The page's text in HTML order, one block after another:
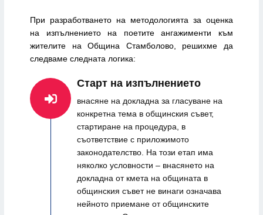
При разработването на методологията за оценка
на изпълнението на поетите ангажименти към
жителите на Община Стамболово, решихме да
следваме следната логика:
Старт на изпълнението
внасяне на докладна за гласуване на
конкретна тема в общинския съвет,
стартиране на процедура, в
съответствие с приложимото
законодателство. На този етап има
няколко условности – внасянето на
докладна от кмета на общината в
общинския съвет не винаги означава
нейното приемане от общинските